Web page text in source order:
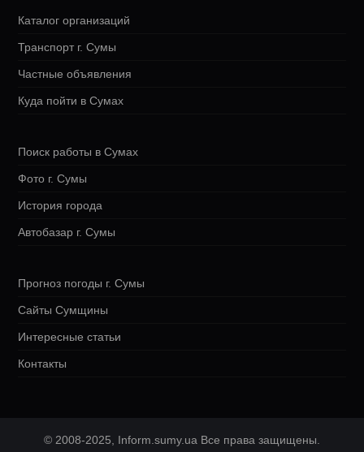
Каталог организаций
Транспорт г. Сумы
Частные объявления
Куда пойти в Сумах
Поиск работы в Сумах
Фото г. Сумы
История города
Автобазар г. Сумы
Прогноз погоды г. Сумы
Сайты Сумщины
Интересные статьи
Контакты
© 2008-2025, Inform.sumy.ua Все права защищены.